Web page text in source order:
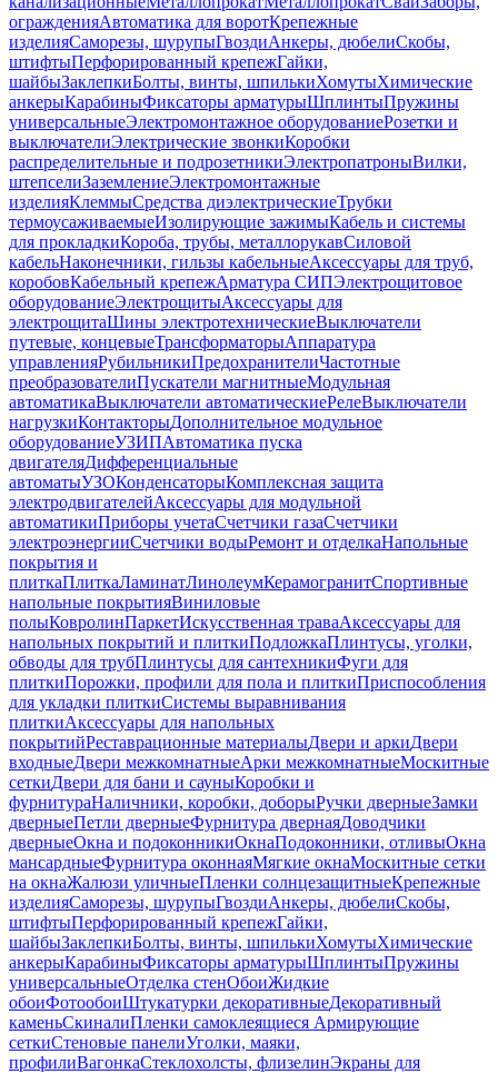
огражденияАвтоматика для воротКрепежные
изделияСаморезы, шурупыГвоздиАнкеры, дюбелиСкобы,
штифтыПерфорированный крепежГайки,
шайбыЗаклепкиБолты, винты, шпилькиХомутыХимические
анкерыКарабиныФиксаторы арматурыШплинтыПружины
универсальныеЭлектромонтажное оборудованиеРозетки и
выключателиЭлектрические звонкиКоробки
распределительные и подрозетникиЭлектропатроныВилки,
штепселиЗаземлениеЭлектромонтажные
изделияКлеммыСредства диэлектрическиеТрубки
термоусаживаемыеИзолирующие зажимыКабель и системы
для прокладкиКороба, трубы, металлорукавСиловой
кабельНаконечники, гильзы кабельныеАксессуары для труб,
коробовКабельный крепежАрматура СИПЭлектрощитовое
оборудованиеЭлектрощитыАксессуары для
электрощитаШины электротехническиеВыключатели
путевые, концевыеТрансформаторыАппаратура
управленияРубильникиПредохранителиЧастотные
преобразователиПускатели магнитныеМодульная
автоматикаВыключатели автоматическиеРелеВыключатели
нагрузкиКонтакторыДополнительное модульное
оборудованиеУЗИПАвтоматика пуска
двигателяДифференциальные
автоматыУЗОКонденсаторыКомплексная защита
электродвигателейАксессуары для модульной
автоматикиПриборы учетаСчетчики газаСчетчики
электроэнергииСчетчики водыРемонт и отделкаНапольные
покрытия и
плиткаПлиткаЛаминатЛинолеумКерамогранитСпортивные
напольные покрытияВиниловые
полыКовролинПаркетИскусственная траваАксессуары для
напольных покрытий и плиткиПодложкаПлинтусы, уголки,
обводы для трубПлинтусы для сантехникиФуги для
плиткиПорожки, профили для пола и плиткиПриспособления
для укладки плиткиСистемы выравнивания
плиткиАксессуары для напольных
покрытийРеставрационные материалыДвери и аркиДвери
входныеДвери межкомнатныеАрки межкомнатныеМоскитные
сеткиДвери для бани и сауныКоробки и
фурнитураНаличники, коробки, доборыРучки дверныеЗамки
дверныеПетли дверныеФурнитура двернаяДоводчики
дверныеОкна и подоконникиОкнаПодоконники, отливыОкна
мансардныеФурнитура оконнаяМягкие окнаМоскитные сетки
на окнаЖалюзи уличныеПленки солнцезащитныеКрепежные
изделияСаморезы, шурупыГвоздиАнкеры, дюбелиСкобы,
штифтыПерфорированный крепежГайки,
шайбыЗаклепкиБолты, винты, шпилькиХомутыХимические
анкерыКарабиныФиксаторы арматурыШплинтыПружины
универсальныеОтделка стенОбоиЖидкие
обоиФотообоиШтукатурки декоративныеДекоративный
каменьСкиналиПленки самоклеящиеся Армирующие
сеткиСтеновые панелиУголки, маяки,
профилиВагонкаСтеклохолсты, флизелинЭкраны для